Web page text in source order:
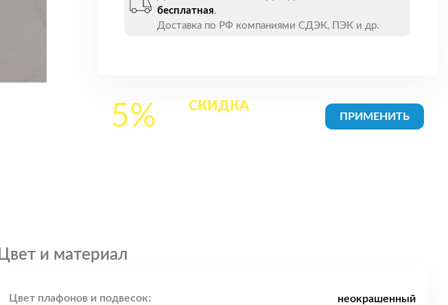
бесплатная.
Доставка по РФ компаниями СДЭК, ПЭК и др.
5% СКИДКА
Цвет и материал
Цвет плафонов и подвесок:
неокрашенный